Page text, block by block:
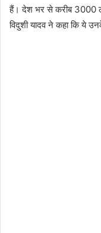
हैं। देश भर से करीब 3000
विदुशी यादव ने कहा कि ये